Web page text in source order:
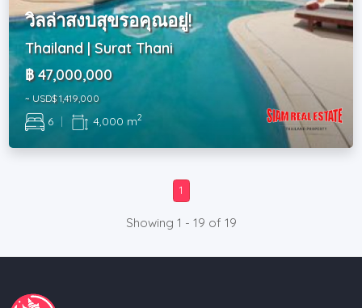
วิลล่าสงบสุขรอคุณอยู่!
Thailand | Surat Thani
฿ 47,000,000
~ USD$ 1,419,000
6 | 4,000 m2
1
Showing 1 - 19 of 19